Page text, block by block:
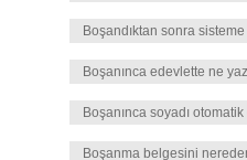
Boşandıktan sonra
Boşanınca edevlette ne
Boşanınca soyadı
Boşanma belgesini